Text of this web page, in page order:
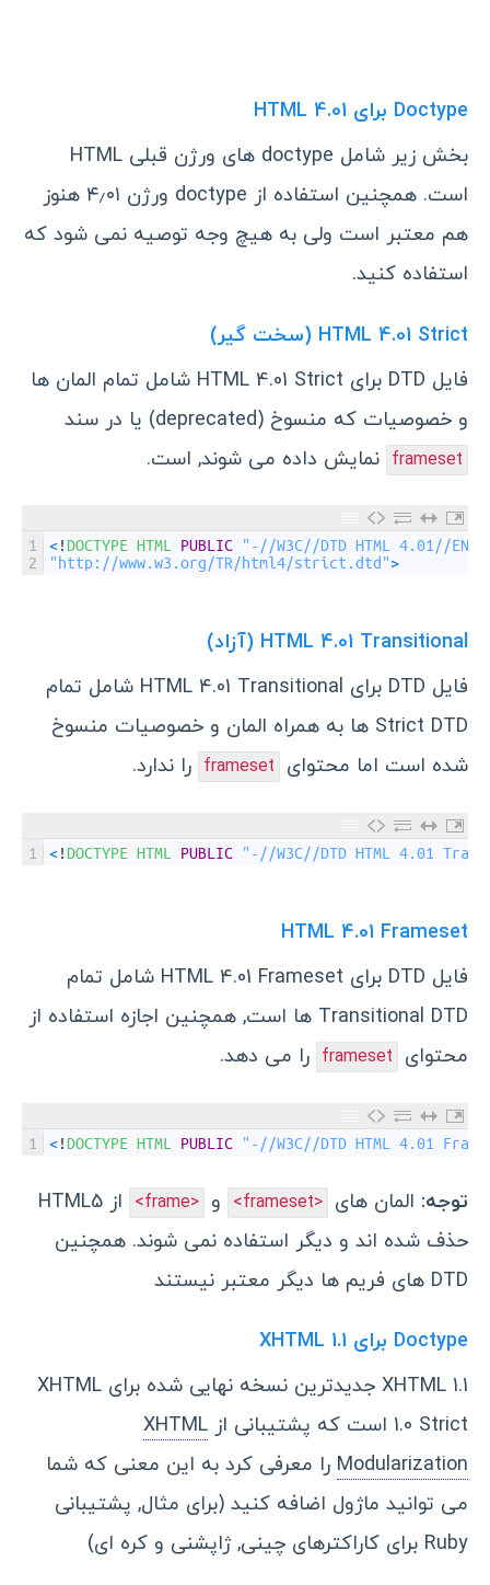
Doctype برای HTML 4.01
بخش زیر شامل doctype های ورژن قبلی HTML
است. همچنین استفاده از doctype‌ ورژن ۴٫۰۱ هنوز
هم معتبر است ولی به هیچ وجه توصیه نمی شود که
استفاده کنید.
HTML 4.01 Strict (سخت گیر)
فایل DTD برای HTML 4.01 Strict شامل تمام المان ها
و خصوصیات که منسوخ (deprecated) یا در سند
frameset نمایش داده می شوند, است.
1
2
<! DOCTYPE HTML PUBLIC
"-//W3C//DTD HTML 4.01//EN"
"http://www.w3.org/TR/html4/strict.dtd">
HTML 4.01 Transitional (آزاد)
فایل DTD برای HTML 4.01 Transitional شامل تمام
Strict DTD ها به همراه المان و خصوصیات منسوخ
شده است اما محتوای frameset را ندارد.
1 <! DOCTYPE HTML PUBLIC "-//W3C//DTD HTML 4.01
HTML 4.01 Frameset
فایل DTD برای HTML 4.01 Frameset شامل تمام
Transitional DTD ها است, همچنین اجازه استفاده از
محتوای frameset را می دهد.
1 <! DOCTYPE HTML PUBLIC "-//W3C//DTD HTML 4.01
توجه: المان های <frameset> و <frame>
از HTML5
حذف شده اند و دیگر استفاده نمی شوند. همچنین
DTD های فریم ها دیگر معتبر نیستند
Doctype برای XHTML 1.1
XHTML 1.1 جدیدترین نسخه نهایی شده برای XHTML
1.0 Strict است که پشتیبانی از
XHTML
Modularization را معرفی کرد به این معنی که شما
می توانید ماژول اضافه کنید (برای مثال, پشتیبانی
Ruby برای کاراکترهای چینی, ژاپشنی و کره ای)